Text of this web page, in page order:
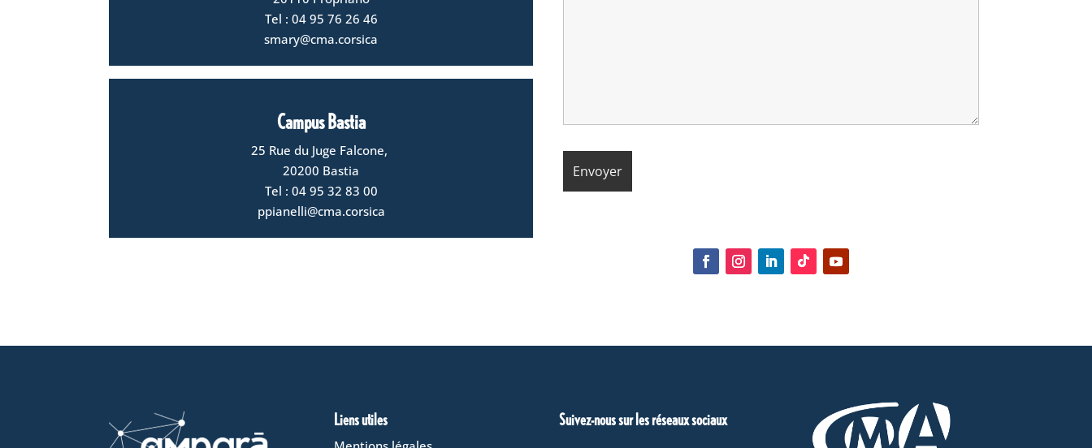
Tel : 04 95 76 26 46
smary@cma.corsica
Campus Bastia
25 Rue du Juge Falcone,
20200 Bastia
Tel : 04 95 32 83 00
ppianelli@cma.corsica
Liens utiles Suivez-nous sur les réseaux sociaux